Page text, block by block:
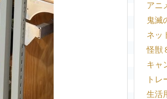
アニ
鬼滅
ネッ
怪獣
キャ
トレ
生活